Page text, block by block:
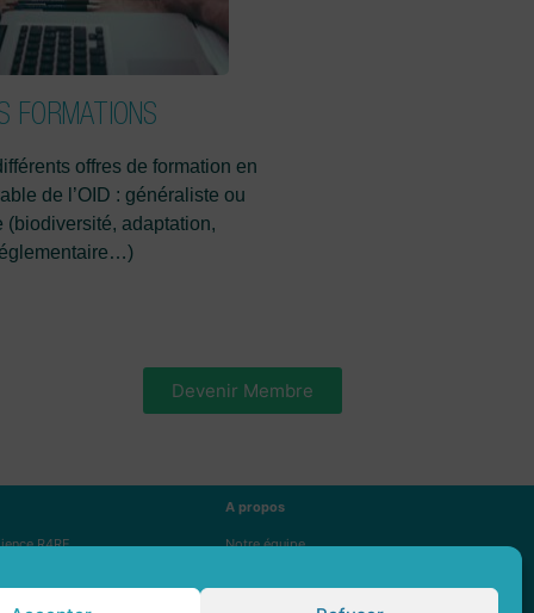
FORMATIONS
offres de formation en
de l’OID : généraliste ou
(biodiversité, adaptation,
Devenir Membre
R4RE
A propos
Notre équipe